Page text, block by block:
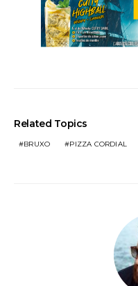
Related Topics
BRUXO PIZZA CORDIAL